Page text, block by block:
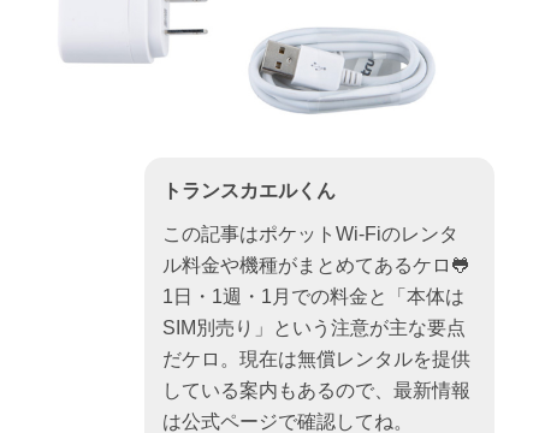
トランスカエルくん
この記事はポケットWi‑Fiのレンタ
ル料金や機種がまとめてあるケロ🐸
1日・1週・1月での料金と「本体は
SIM別売り」という注意が主な要点
だケロ。現在は無償レンタルを提供
している案内もあるので、最新情報
は公式ページで確認してね。